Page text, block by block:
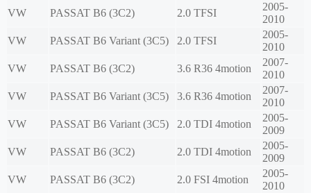
VW
PASSAT B6 (3C2) 2.0 TFSI
2005-
2010
VW
PASSAT B6 Variant (3C5) 2.0 TFSI
2005-
2010
VW
PASSAT B6 (3C2) 3.6 R36 4motion
2007-
2010
VW
PASSAT B6 Variant (3C5) 3.6 R36 4motion
2007-
2010
VW
PASSAT B6 Variant (3C5) 2.0 TDI 4motion
2005-
2009
VW
PASSAT B6 (3C2) 2.0 TDI 4motion
2005-
2009
VW
PASSAT B6 (3C2) 2.0 FSI 4motion
2005-
2010